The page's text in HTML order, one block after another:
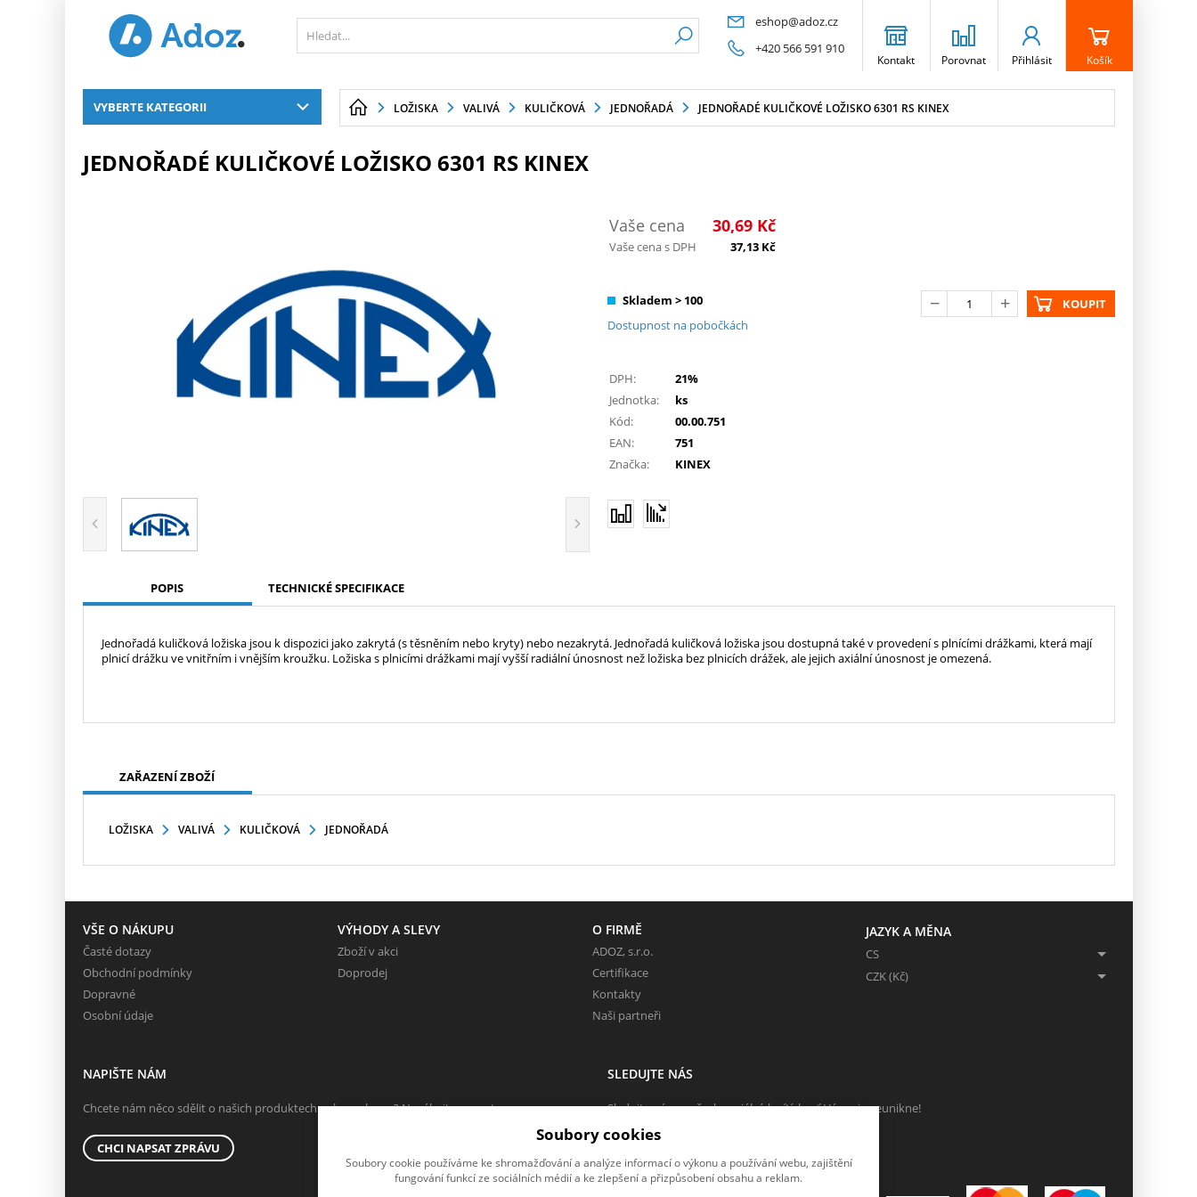
eshop@adoz.cz
+420 566 591 910
Kontakt Porovnat Přihlásit Košík
VYBERTE KATEGORII LOŽISKA VALIVÁ KULIČKOVÁ JEDNOŘADÁ JEDNOŘADÉ KULIČKOVÉ LOŽISKO 6301 RS KINEX
JEDNOŘADÉ KULIČKOVÉ LOŽISKO 6301 RS KINEX
Vaše cena 30,69 Kč
Vaše cena s DPH 37,13 Kč
Skladem > 100
Dostupnost na pobočkách
KOUPIT
DPH:
21%
Jednotka:
ks
Kód:
00.00.751
EAN:
751
Značka:
KINEX
POPIS TECHNICKÉ SPECIFIKACE
Jednořadá kuličková ložiska jsou k dispozici jako zakrytá (s těsněním nebo kryty) nebo nezakrytá. Jednořadá kuličková ložiska jsou dostupná také v provedení s plnícími drážkami, která mají
plnicí drážku ve vnitřním i vnějším kroužku. Ložiska s plnicími drážkami mají vyšší radiální únosnost než ložiska bez plnicích drážek, ale jejich axiální únosnost je omezená.
ZAŘAZENÍ ZBOŽÍ
LOŽISKA VALIVÁ KULIČKOVÁ JEDNOŘADÁ
VŠE O NÁKUPU
Časté dotazy
Obchodní podmínky
Dopravné
Osobní údaje
VÝHODY A SLEVY
Zboží v akci
Doprodej
O FIRMĚ
ADOZ, s.r.o.
Certifikace
Kontakty
Naši partneři
JAZYK A MĚNA
CS
CZK (Kč)
NAPIŠTE NÁM
Chcete nám něco sdělit o našich produktech nebo e-shopu? Neváhejte napsat.
CHCI NAPSAT ZPRÁVU
SLEDUJTE NÁS
Sledujte nás na všech sociálních sítích, ať Vám nic neunikne!
Soubory cookies
Soubory cookie používáme ke shromažďování a analýze informací o výkonu a používání webu, zajištění
fungování funkcí ze sociálních médií a ke zlepšení a přizpůsobení obsahu a reklam.